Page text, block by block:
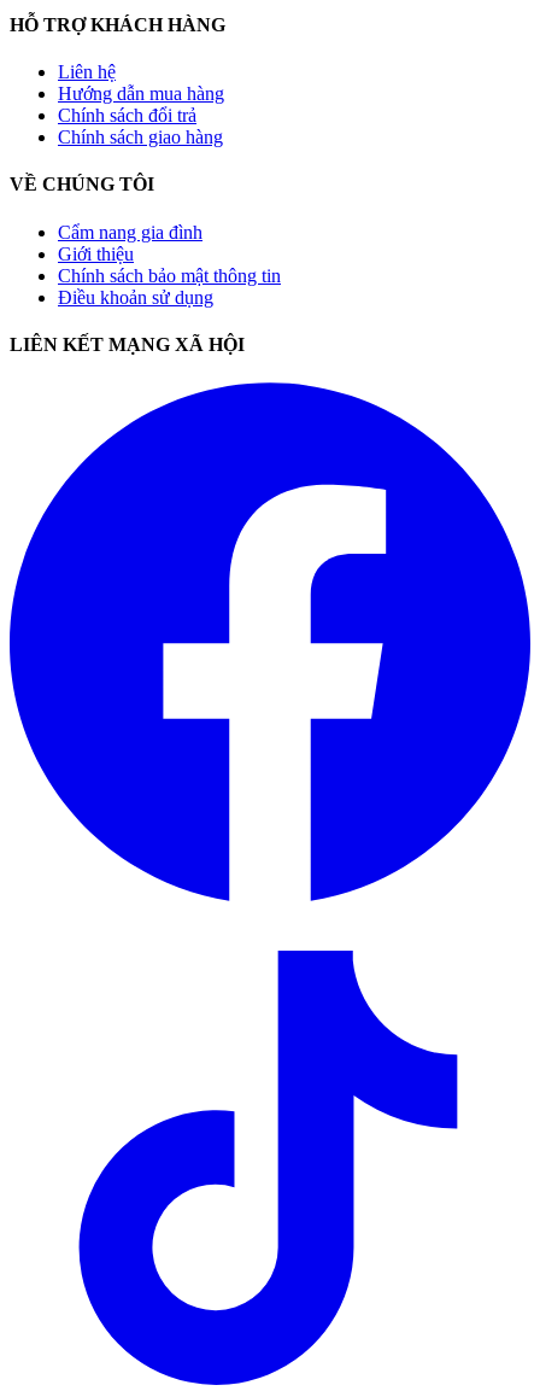
HỖ TRỢ KHÁCH HÀNG
Liên hệ
Hướng dẫn mua hàng
Chính sách đổi trả
Chính sách giao hàng
VỀ CHÚNG TÔI
Cẩm nang gia đình
Giới thiệu
Chính sách bảo mật thông tin
Điều khoản sử dụng
LIÊN KẾT MẠNG XÃ HỘI